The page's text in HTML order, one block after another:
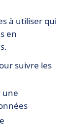
à utiliser qui
en
suivre les
une